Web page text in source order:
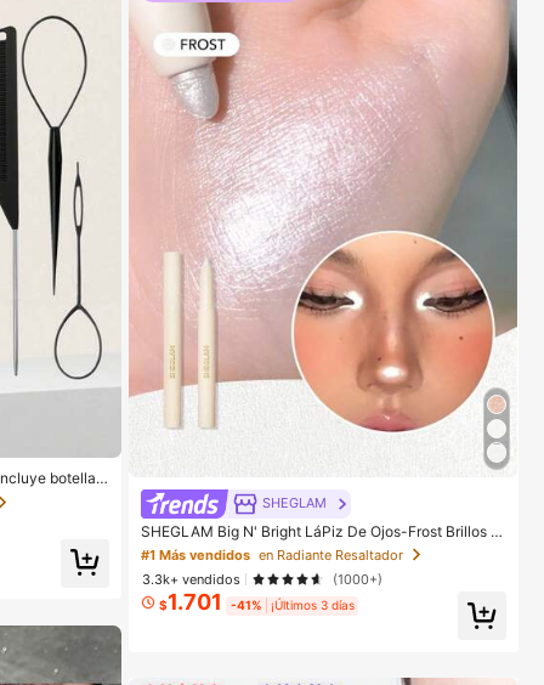
botella r
peinar, pei
par
SHEGLAM
SHEGLAM Big N' Bright LáPiz De Ojos-Frost Brillos M
arca De Belleza CosméTica Maquillaje Para Mujeres
Y NiñAs
#1 Más vendidos en Radiante Resaltador
3.3k+ vendidos
(1000+)
$1.701 -41% ¡Últimos 3 días